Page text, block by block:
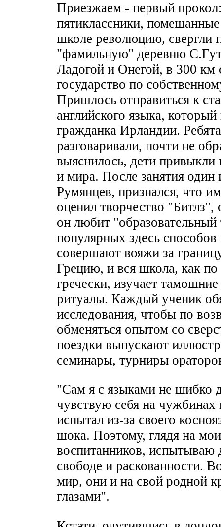
Приезжаем - первый
пятиклассники,
школе революцию, свергли
"фамильную" деревню
Ладогой и Онегой, в 300 км
государство по
Пришлось отправиться к
английского языка,
гражданка Ирландии.
разговаривали, почти не
выяснилось, дети привыкли
и мира. После занятия один
Румянцев, признался, что
оценил творчество
он любит
популярных здесь способов
совершают вояжи за
Грецию, и вся школа, как
гречески, изучает
ритуалы. Каждый ученик
исследования, чтобы по
обменяться опытом со
поездки выпускают
семинары, турниры
"Сам я с языками не шибко
чувствую себя на
испытал из-за своего
шока. Поэтому, глядя на
воспитанников, испытываю
свободе и раскованности.
мир, они и на свой родной
глазами".